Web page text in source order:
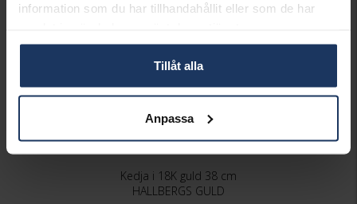
information som du har tillhandahållit eller som de har
Tillåt alla
Anpassa
Kedja i 18K guld 38 cm
HALLBERGS GULD